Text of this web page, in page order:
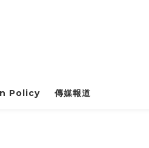
Policy 傳媒報道